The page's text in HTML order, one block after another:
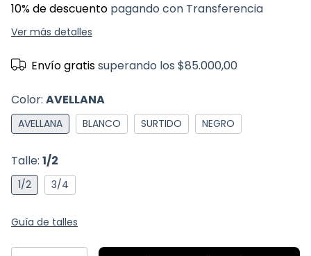
10% de descuento pagando con Transferencia
Ver más detalles
Envío gratissuperando los$85.000,00
Color: AVELLANA
AVELLANA BLANCO SURTIDO NEGRO
Talle: 1/2
1/2 3/4
Guía de talles